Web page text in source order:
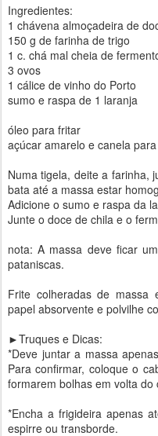
Ingredientes:
1 chávena almoçadeira de
150 g de farinha de trigo
1 c. chá mal cheia de
3 ovos
1 cálice de vinho do Porto
sumo e raspa de 1 laranja
óleo para fritar
açúcar amarelo e canela
Numa tigela, deite a farinha,
bata até a massa estar
Adicione o sumo e raspa da
Junte o doce de chila e o
nota: A massa deve ficar
pataniscas.
Frite colheradas de massa
papel absorvente e polvilhe
►Truques e Dicas:
*Deve juntar a massa
Para confirmar, coloque o
formarem bolhas em volta
*Encha a frigideira apenas
espirre ou transborde.